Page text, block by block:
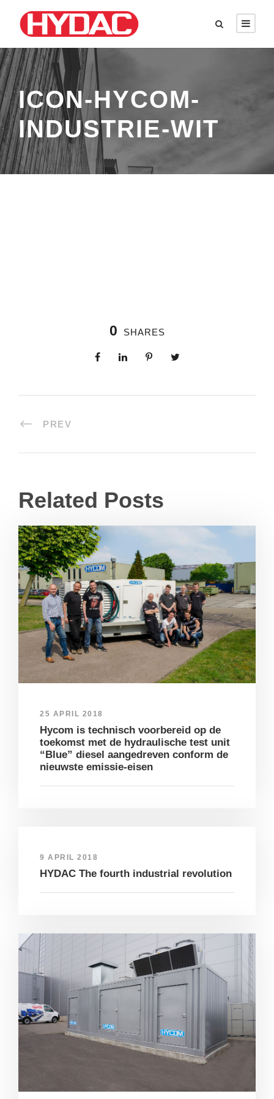
ICON-HYCOM-
INDUSTRIE-WIT
0 SHARES
PREV
Related Posts
25 APRIL 2018
Hycom is technisch voorbereid op de
toekomst met de hydraulische test unit
“Blue” diesel aangedreven conform de
nieuwste emissie-eisen
9 APRIL 2018
HYDAC The fourth industrial revolution